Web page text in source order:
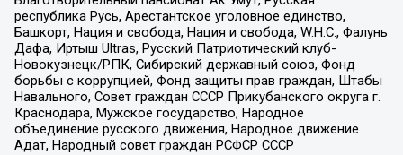
республика Русь, Арестантское уголовное единство,
Башкорт, Нация и свобода, Нация и свобода, W.H.С., Фалунь
Дафа, Иртыш Ultras, Русский Патриотический клуб-
Новокузнецк/РПК, Сибирский державный союз, Фонд
борьбы с коррупцией, Фонд защиты прав граждан, Штабы
Навального, Совет граждан СССР Прикубанского округа г.
Краснодара, Мужское государство, Народное
объединение русского движения, Народное движение
Адат, Народный совет граждан РСФСР СССР